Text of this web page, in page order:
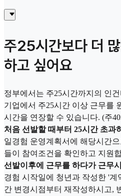
주25시간보다 더
하고 싶어요
정부에서는 주25시간까지의 인
기업에서 주25시간 이상 근무를
시간을 연장할 수 있습니다. (주
처음 선발할 때부터 25시간 초과
일경험 운영계획서에 해당시간
들이 참여조건을 확인하고 지원
선발이후에 근무를 하다가 근무
경험 시작일에 청년과 작성한 '계
간 변경시점부터 재작성하시고,